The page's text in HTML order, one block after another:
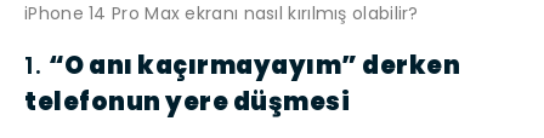
iPhone 14 Pro Max ekranı nasıl kırılmış olabilir?
1. “O anı kaçırmayayım” derken
telefonun yere düşmesi